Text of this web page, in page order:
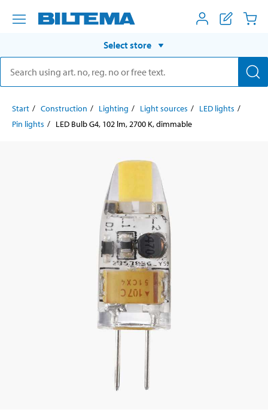
Select store
Start Construction Lighting Light sources
LED lights
Pin lights
LED Bulb G4, 102 lm, 2700 K, dimmable